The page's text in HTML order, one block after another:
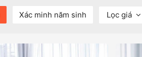
Xác minh năm sinh Lọc giá